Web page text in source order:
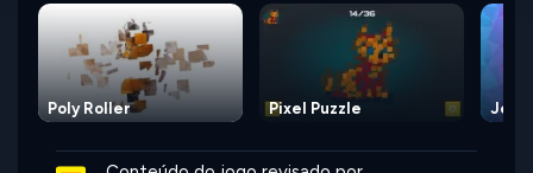
Poly Roller Pixel Puzzle